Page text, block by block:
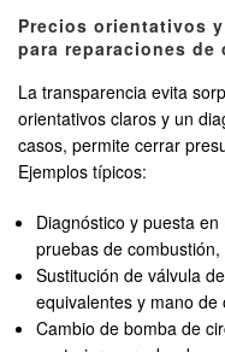
Precios orientativos
para reparaciones de
La transparencia evita
orientativos claros y un
casos, permite cerrar
Ejemplos típicos:
Diagnóstico y puesta
pruebas de
Sustitución de válvula
equivalentes y mano de
Cambio de bomba de